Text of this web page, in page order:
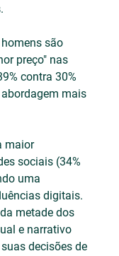
são
preço" nas
contra 30%
mais
maior
sociais (34%
uma
digitais.
metade dos
e narrativo
decisões de